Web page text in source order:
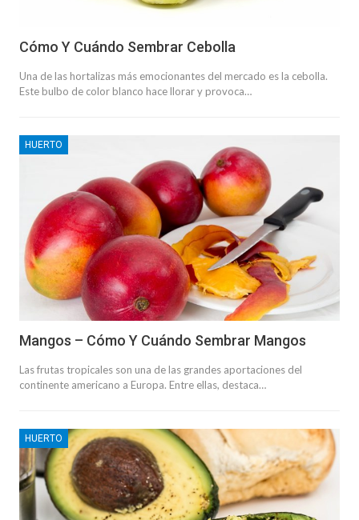
Cómo Y Cuándo Sembrar Cebolla
Una de las hortalizas más emocionantes del mercado es la cebolla.
Este bulbo de color blanco hace llorar y provoca…
HUERTO
Mangos – Cómo Y Cuándo Sembrar Mangos
Las frutas tropicales son una de las grandes aportaciones del
continente americano a Europa. Entre ellas, destaca…
HUERTO